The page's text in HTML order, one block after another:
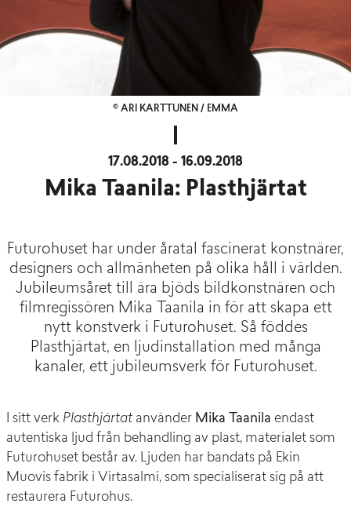
© ARI KARTTUNEN / EMMA
17.08.2018 - 16.09.2018
Mika Taanila: Plasthjärtat
Futurohuset har under åratal fascinerat konstnärer,
designers och allmänheten på olika håll i världen.
Jubileumsåret till ära bjöds bildkonstnären och
filmregissören Mika Taanila in för att skapa ett
nytt konstverk i Futurohuset. Så föddes
Plasthjärtat, en ljudinstallation med många
kanaler, ett jubileumsverk för Futurohuset.
I sitt verk Plasthjärtat använder Mika Taanila endast
autentiska ljud från behandling av plast, materialet som
Futurohuset består av. Ljuden har bandats på Ekin
Muovis fabrik i Virtasalmi, som specialiserat sig på att
restaurera Futurohus.